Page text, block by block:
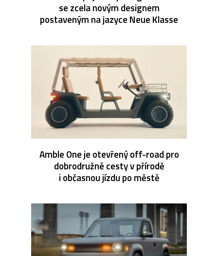
se zcela novým designem
postaveným na jazyce Neue Klasse
Amble One je otevřený off-road pro
dobrodružné cesty v přírodě
i občasnou jízdu po městě